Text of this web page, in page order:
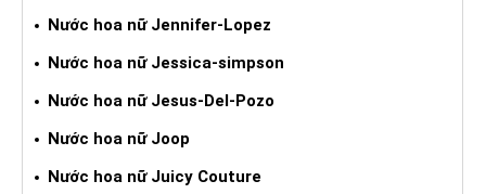
Nước hoa nữ Jennifer-Lopez
Nước hoa nữ Jessica-simpson
Nước hoa nữ Jesus-Del-Pozo
Nước hoa nữ Joop
Nước hoa nữ Juicy Couture